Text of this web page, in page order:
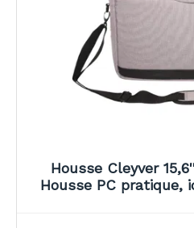
Housse Cleyver
Housse PC pratique,